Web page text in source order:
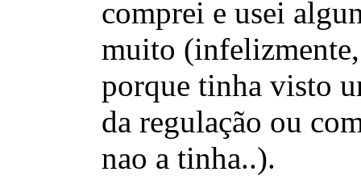
comprei e usei
muito
porque tinha visto
da regulação ou
nao a tinha..).